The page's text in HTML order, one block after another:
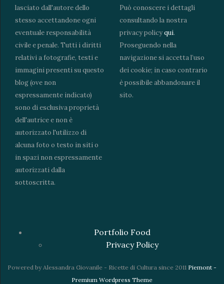
lasciato dall'autore dello
stesso accettandone ogni
eventuale responsabilità
civile e penale. Tutti i diritti
relativi a fotografie, testi e
immagini presenti su questo
blog (ove non
espressamente indicato)
sono di esclusiva proprietà
dell'autrice e non è
autorizzato l'utilizzo di
alcuna foto o testo in siti o
in spazi non espressamente
autorizzati dalla
sottoscritta.
Può conoscere i dettagli
consultando la nostra
privacy policyqui.
Proseguendo nella
navigazione si accetta l’uso
dei cookie; in caso contrario
è possibile abbandonare il
sito.
Portfolio Food
Privacy Policy
Powered by Alessandra Giovanile - Ricette di Cultura since 2011 Piemont -
Premium Wordpress Theme